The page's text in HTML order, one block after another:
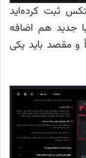
ثبت کرده‌اید
جدید هم اضافه
و مقصد باید یکی